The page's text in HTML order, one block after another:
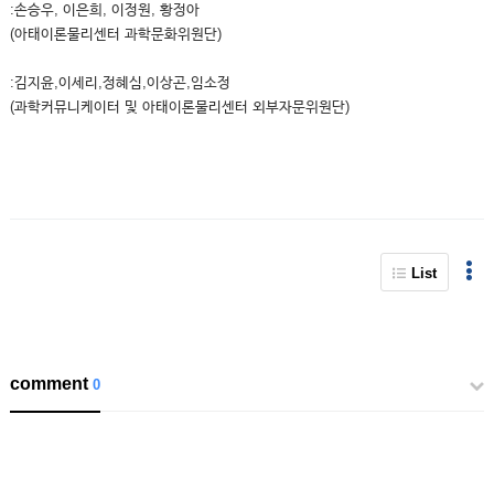
:손승우, 이은희, 이정원, 황정아
(아태이론물리센터 과학문화위원단)
:김지윤,이세리,정혜심,이상곤,임소정
(과학커뮤니케이터 및 아태이론물리센터 외부자문위원단)
List
comment0